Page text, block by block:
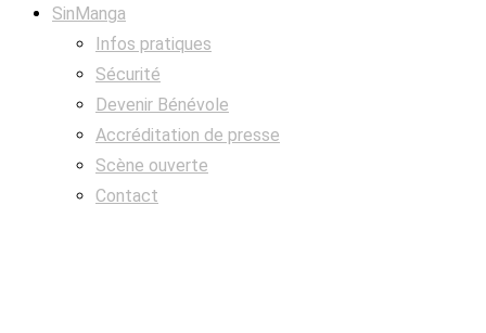
SinManga
Infos pratiques
Sécurité
Devenir Bénévole
Accréditation de presse
Scène ouverte
Contact